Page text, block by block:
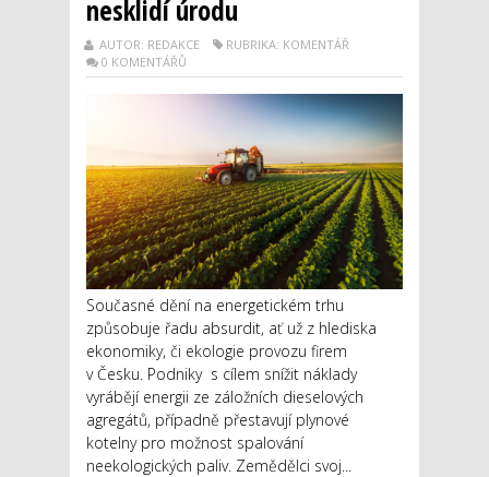
nesklidí úrodu
AUTOR: REDAKCE
RUBRIKA: KOMENTÁŘ
0 KOMENTÁŘŮ
Současné dění na energetickém trhu
způsobuje řadu absurdit, ať už z hlediska
ekonomiky, či ekologie provozu firem
v Česku. Podniky s cílem snížit náklady
vyrábějí energii ze záložních dieselových
agregátů, případně přestavují plynové
kotelny pro možnost spalování
neekologických paliv. Zemědělci svoj...